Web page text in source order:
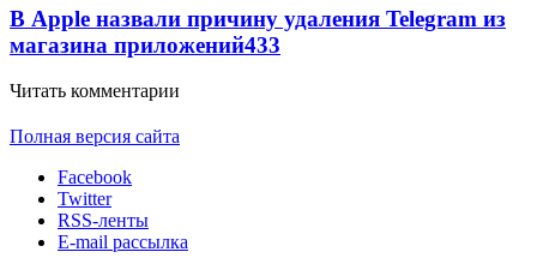
В Apple назвали причину удаления Telegram из
магазина приложений433
Читать комментарии
Полная версия сайта
Facebook
Twitter
RSS-ленты
E-mail рассылка